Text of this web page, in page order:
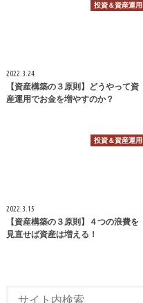
投資＆資産運用
2022.3.24
【資産構築の３原則】どうやって資
産運用でお金を増やすのか？
投資＆資産運用
2022.3.15
【資産構築の３原則】４つの浪費を
見直せば資産は増える！